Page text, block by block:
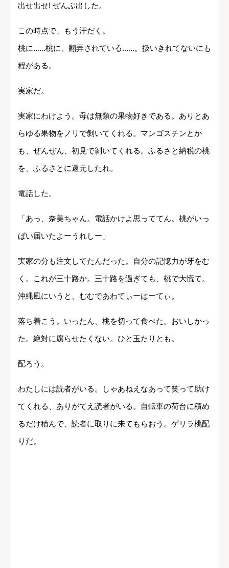
出せ出せ! ぜんぶ出した。
この時点で、もう汗だく。
桃に......桃に、翻弄されている......。扱いきれてないにも
程がある。
実家だ。
実家にわけよう。母は無類の果物好きである。ありとあ
らゆる果物をノリで剝いてくれる。マンゴスチンとか
も、ぜんぜん、初見で剝いてくれる。ふるさと納税の桃
を、ふるさとに還元したれ。
電話した。
「あっ、奈美ちゃん。電話かけよ思っててん。桃がいっ
ぱい届いたよーうれしー」
実家の分も注文してたんだった。自分の記憶力が牙をむ
く。これが三十路か。三十路を過ぎても、桃で大慌て。
沖縄風にいうと、むむであわてぃーはーてぃ。
落ち着こう。いったん、桃を切って食べた。おいしかっ
た。絶対に腐らせたくない。ひと玉たりとも。
配ろう。
わたしには読者がいる。しゃあねえなあって笑って助け
てくれる、ありがてえ読者がいる。自転車の荷台に積め
るだけ積んで、読者に取りに来てもらおう。ゲリラ桃配
りだ。